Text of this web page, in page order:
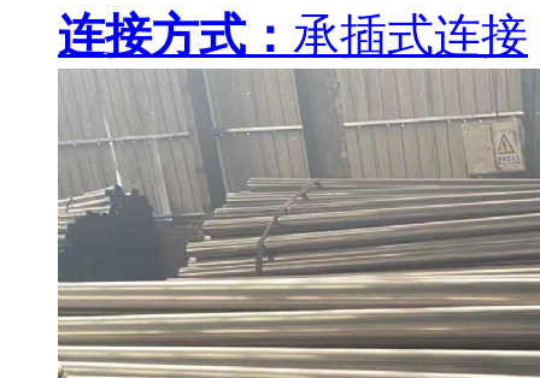
连接方式： 承插式连接